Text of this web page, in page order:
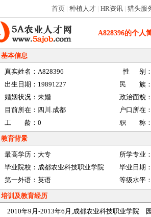
首页 | 种植人才 | HR资讯 | 猎头服
A828396的个人
基本信息
真实姓名： A828396
性 别
出生日期： 19891227
民 族
婚姻状况： 未婚
政治面貌
目前所在： 四川.成都
户口所在
工 龄： 0 职 称
教育背景
最高学历： 大专
所学专业
毕业院校： 成都农业科技职业学院
毕业日期
第一外语： 英语 等级水平
培训及教育经历
2010年9月-2013年6月,成都农业科技职业学院